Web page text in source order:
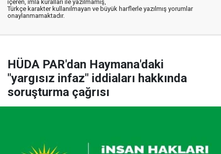
içeren, imla kuralları ile yazılmamış,
Türkçe karakter kullanılmayan ve büyük harflerle yazılmış yorumlar
onaylanmamaktadır.
HÜDA PAR'dan Haymana'daki
"yargısız infaz" iddiaları hakkında
soruşturma çağrısı